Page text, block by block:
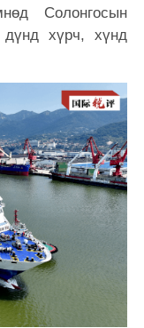
Солонгосын
хүрч, хүнд